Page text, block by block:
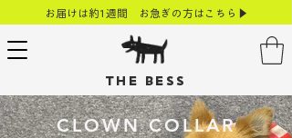
お届けは約1週間 お急ぎの方はこちら▶
THE BESS
CLOWN COLLAR